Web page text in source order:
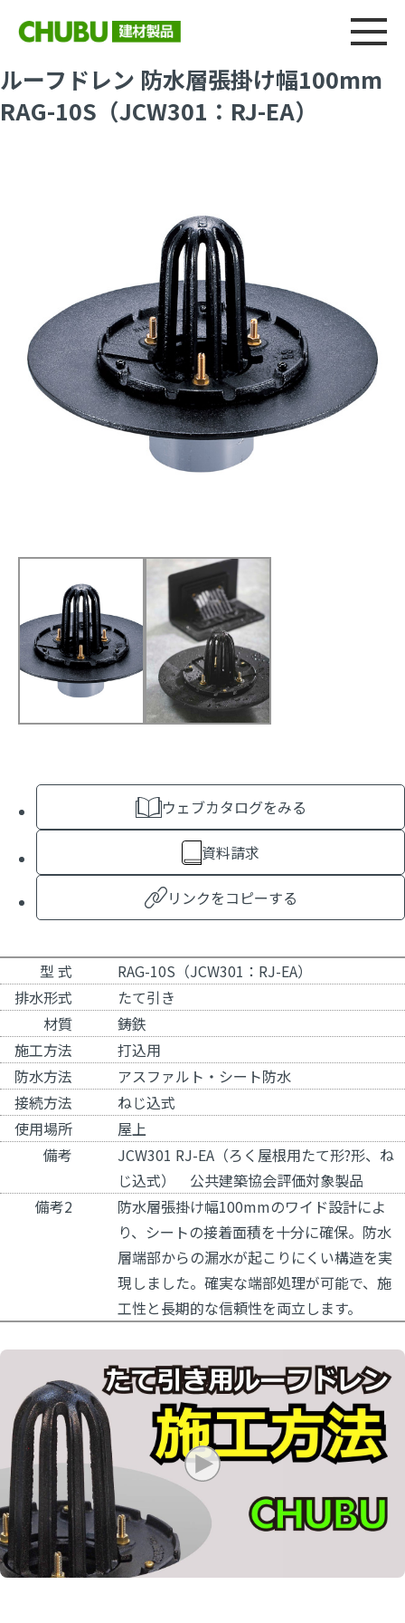
総合
ルーフドレン 防水層張掛け幅100mm
RAG-10S（JCW301：RJ-EA）
ウェブカタログをみる
資料請求
リンクをコピーする
型 式
RAG-10S（JCW301：RJ-EA）
排水形式
たて引き
材質
鋳鉄
施工方法
打込用
防水方法
アスファルト・シート防水
接続方法
ねじ込式
使用場所
屋上
備考
JCW301 RJ-EA（ろく屋根用たて形?形、ね
じ込式） 公共建築協会評価対象製品
備考2
防水層張掛け幅100mmのワイド設計によ
り、シートの接着面積を十分に確保。防水
層端部からの漏水が起こりにくい構造を実
現しました。確実な端部処理が可能で、施
工性と長期的な信頼性を両立します。